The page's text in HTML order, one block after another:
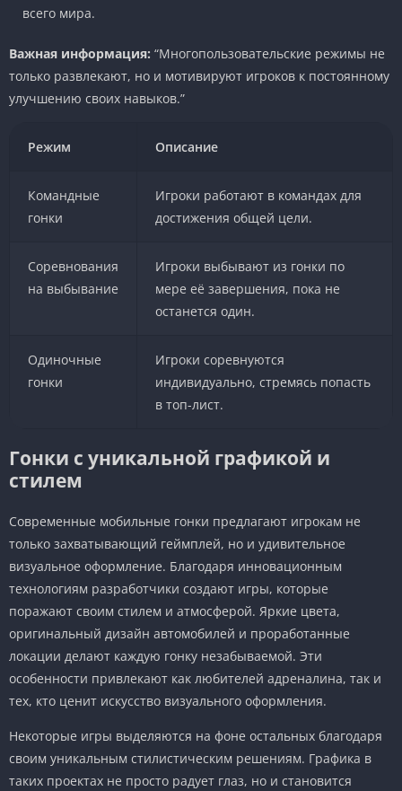
всего мира.
Важная информация: “Многопользовательские режимы не
только развлекают, но и мотивируют игроков к постоянному
улучшению своих навыков.”
Режим Описание
Командные
гонки
Игроки работают в командах для
достижения общей цели.
Соревнования
на выбывание
Игроки выбывают из гонки по
мере её завершения, пока не
останется один.
Одиночные
гонки
Игроки соревнуются
индивидуально, стремясь попасть
в топ-лист.
Гонки с уникальной графикой и
стилем
Современные мобильные гонки предлагают игрокам не
только захватывающий геймплей, но и удивительное
визуальное оформление. Благодаря инновационным
технологиям разработчики создают игры, которые
поражают своим стилем и атмосферой. Яркие цвета,
оригинальный дизайн автомобилей и проработанные
локации делают каждую гонку незабываемой. Эти
особенности привлекают как любителей адреналина, так и
тех, кто ценит искусство визуального оформления.
Некоторые игры выделяются на фоне остальных благодаря
своим уникальным стилистическим решениям. Графика в
таких проектах не просто радует глаз, но и становится